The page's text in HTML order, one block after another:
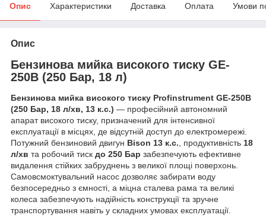
Опис Характеристики Доставка Оплата Умови
Опис
Бензинова мийка високого тиску GE-
250B (250 Бар, 18 л)
Бензинова мийка високого тиску Profinstrument GE-250B
(250 Бар, 18 л/хв, 13 к.с.) — професійний автономний
апарат високого тиску, призначений для інтенсивної
експлуатації в місцях, де відсутній доступ до електромережі.
Потужний бензиновий двигун Bison 13 к.с., продуктивність 18
л/хв та робочий тиск до 250 Бар забезпечують ефективне
видалення стійких забруднень з великої площі поверхонь.
Самовсмоктувальний насос дозволяє забирати воду
безпосередньо з ємності, а міцна сталева рама та великі
колеса забезпечують надійність конструкції та зручне
транспортування навіть у складних умовах експлуатації.